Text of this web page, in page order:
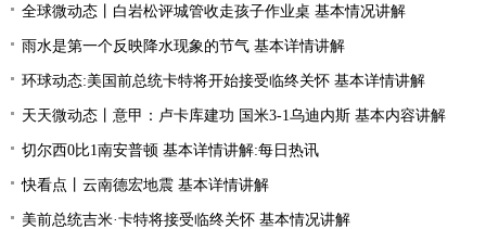
全球微动态丨白岩松评城管收走孩子作业桌 基本情况讲解
雨水是第一个反映降水现象的节气 基本详情讲解
环球动态:美国前总统卡特将开始接受临终关怀 基本详情讲解
天天微动态丨意甲：卢卡库建功 国米3-1乌迪内斯 基本内容讲解
切尔西0比1南安普顿 基本详情讲解:每日热讯
快看点丨云南德宏地震 基本详情讲解
美前总统吉米·卡特将接受临终关怀 基本情况讲解